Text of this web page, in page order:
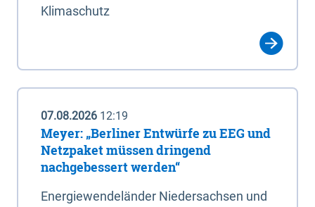
Klimaschutz
07.08.2026 12:19
Meyer: „Berliner Entwürfe zu EEG und
Netzpaket müssen dringend
nachgebessert werden“
Energiewendeländer Niedersachsen und